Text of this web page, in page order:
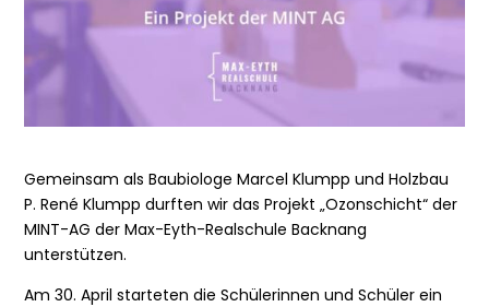
Gemeinsam als Baubiologe Marcel Klumpp und Holzbau
P. René Klumpp durften wir das Projekt „Ozonschicht“ der
MINT-AG der Max-Eyth-Realschule Backnang
unterstützen.
Am 30. April starteten die Schülerinnen und Schüler ein